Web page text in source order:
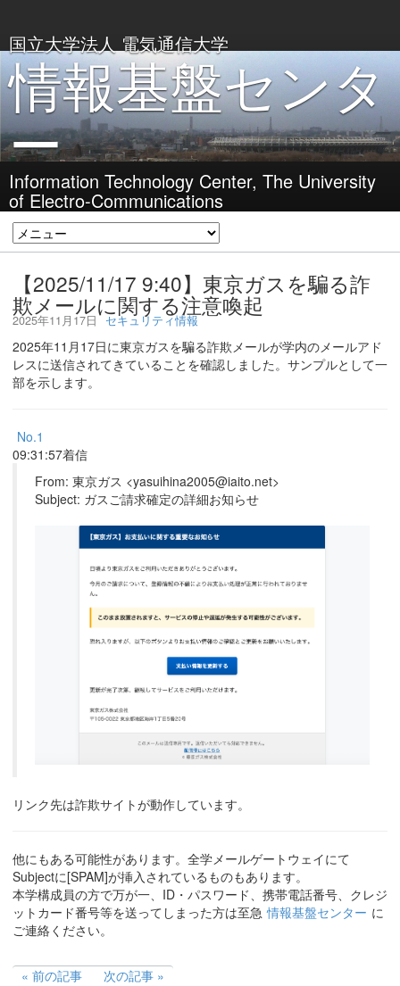
国立大学法人 電気通信大学
情報基盤センタ
ー
Information Technology Center, The University
of Electro-Communications
【2025/11/17 9:40】東京ガスを騙る詐
欺メールに関する注意喚起
2025年11月17日 セキュリティ情報
2025年11月17日に東京ガスを騙る詐欺メールが学内のメールアド
レスに送信されてきていることを確認しました。サンプルとして一
部を示します。
No.1
09:31:57着信
From: 東京ガス <yasuihina2005@iaito.net>
Subject: ガスご請求確定の詳細お知らせ
リンク先は詐欺サイトが動作しています。
他にもある可能性があります。全学メールゲートウェイにて
Subjectに[SPAM]が挿入されているものもあります。
本学構成員の方で万が一、ID・パスワード、携帯電話番号、クレジ
ットカード番号等を送ってしまった方は至急 情報基盤センター に
ご連絡ください。
前の記事 次の記事